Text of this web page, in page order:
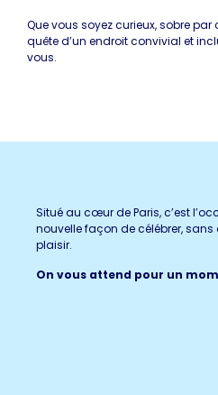
Que vous soyez curieux, sobre
quête d’un endroit convivial et
vous.
Situé au cœur de Paris, c’est
nouvelle façon de célébrer,
plaisir.
On vous attend pour un